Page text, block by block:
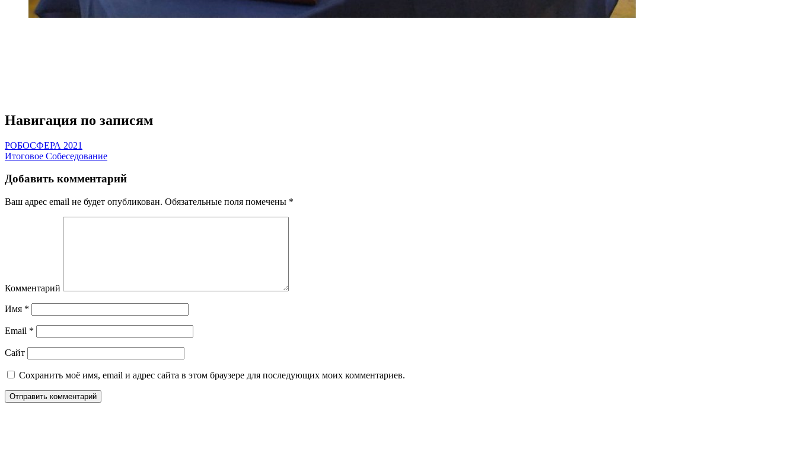
Навигация по записям
РОБОСФЕРА 2021
Итоговое Собеседование
Добавить комментарий
Ваш адрес email не будет опубликован. Обязательные поля помечены *
Комментарий
Имя *
Email *
Сайт
Сохранить моё имя, email и адрес сайта в этом браузере для последующих моих комментариев.